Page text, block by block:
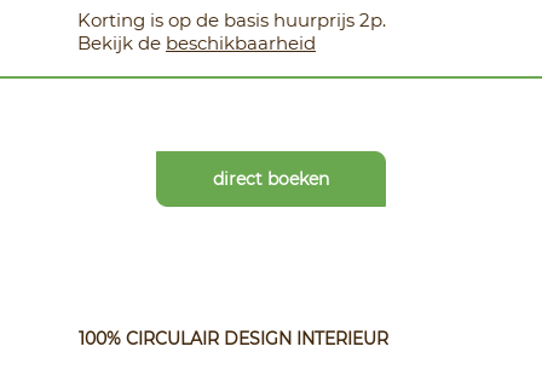
Korting is op de basis huurprijs 2p.
Bekijk de beschikbaarheid
direct boeken
100% CIRCULAIR DESIGN INTERIEUR